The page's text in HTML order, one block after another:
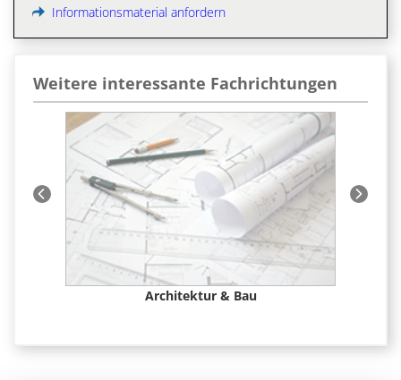
Informationsmaterial anfordern
Weitere interessante Fachrichtungen
Architektur & Bau